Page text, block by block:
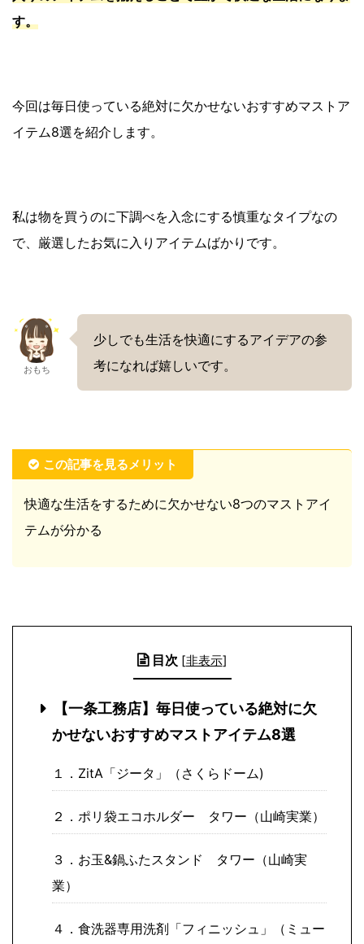
す。
今回は毎日使っている絶対に欠かせないおすすめマストア
イテム8選を紹介します。
私は物を買うのに下調べを入念にする慎重なタイプなの
で、厳選したお気に入りアイテムばかりです。
おもち
少しでも生活を快適にするアイデアの参
考になれば嬉しいです。
この記事を見るメリット
快適な生活をするために欠かせない8つのマストアイ
テムが分かる
目次 [非表示]
【一条工務店】毎日使っている絶対に欠
かせないおすすめマストアイテム8選
１．ZitA「ジータ」（さくらドーム)
２．ポリ袋エコホルダー タワー（山崎実業）
３．お玉&鍋ふたスタンド タワー（山崎実
業）
４．食洗器専用洗剤「フィニッシュ」（ミュー